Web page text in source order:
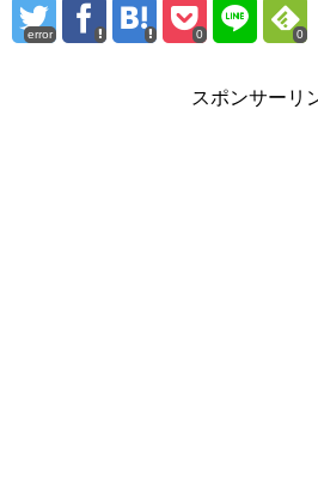
error 0 0
スポンサーリ